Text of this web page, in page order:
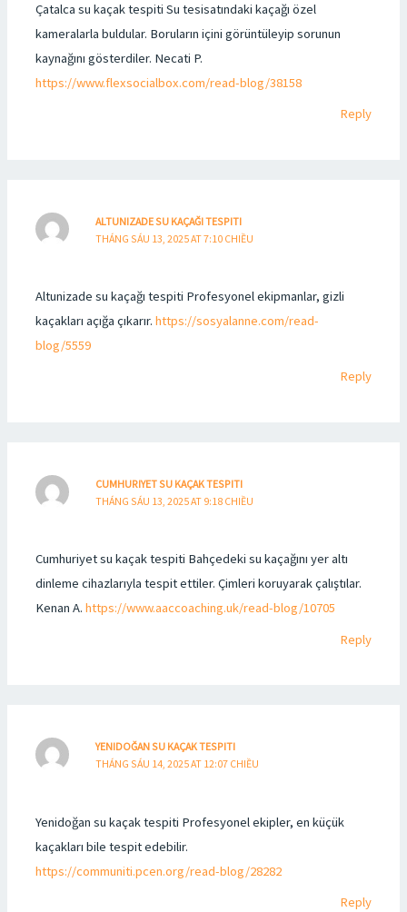
Çatalca su kaçak tespiti Su tesisatındaki kaçağı özel
kameralarla buldular. Boruların içini görüntüleyip sorunun
kaynağını gösterdiler. Necati P.
https://www.flexsocialbox.com/read-blog/38158
Reply
ALTUNIZADE SU KAÇAĞI TESPITI
THÁNG SÁU 13, 2025 AT 7:10 CHIỀU
Altunizade su kaçağı tespiti Profesyonel ekipmanlar, gizli
kaçakları açığa çıkarır.https://sosyalanne.com/read-
blog/5559
Reply
CUMHURIYET SU KAÇAK TESPITI
THÁNG SÁU 13, 2025 AT 9:18 CHIỀU
Cumhuriyet su kaçak tespiti Bahçedeki su kaçağını yer altı
dinleme cihazlarıyla tespit ettiler. Çimleri koruyarak çalıştılar.
Kenan A.https://www.aaccoaching.uk/read-blog/10705
Reply
YENIDOĞAN SU KAÇAK TESPITI
THÁNG SÁU 14, 2025 AT 12:07 CHIỀU
Yenidoğan su kaçak tespiti Profesyonel ekipler, en küçük
kaçakları bile tespit edebilir.
https://communiti.pcen.org/read-blog/28282
Reply